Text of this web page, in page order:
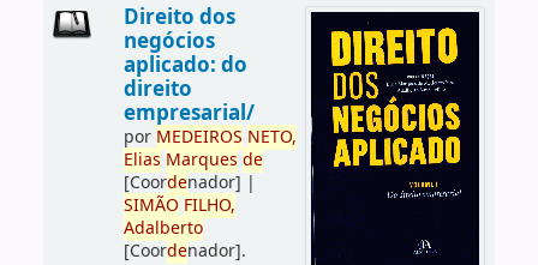
Direito dos
negócios
aplicado: do
direito
empresarial/
por MEDEIROS NETO,
Elias Marques de
[Coordenador] |
SIMÃO FILHO,
Adalberto
[Coordenador].